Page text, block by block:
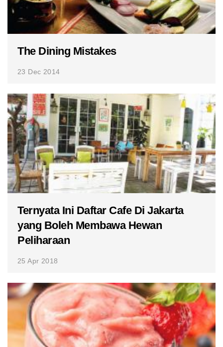
The Dining Mistakes
23 Dec 2014
Ternyata Ini Daftar Cafe Di Jakarta
yang Boleh Membawa Hewan
Peliharaan
25 Apr 2018